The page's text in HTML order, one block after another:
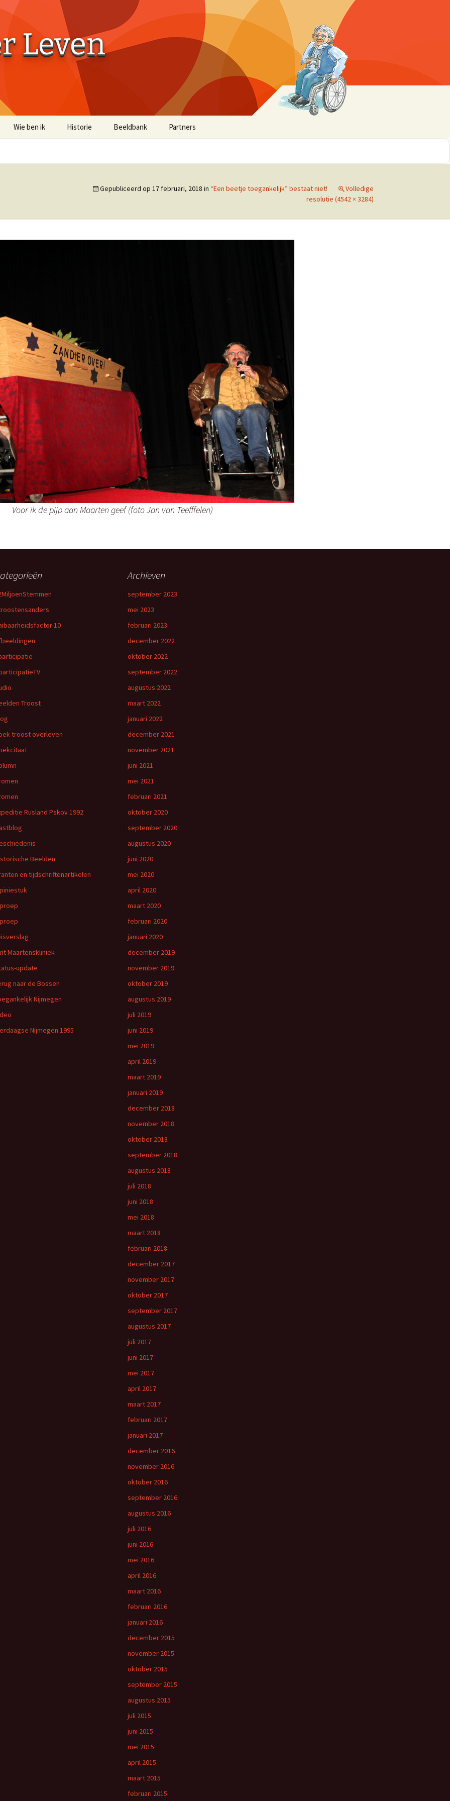
Leven
Wie ben ik Historie Beeldbank
Historische Beelden
Beelden Troost
Partners
Gepubliceerd op 17 februari, 2018 in “Een beetje toegankelijk” bestaat niet!
Volledige
resolutie (4542 × 3284)
Voor ik de pijp aan Maarten geef (foto Jan van Teefffelen)
10
Troost
troost overleven
Rusland Pskov 1992
Beelden
en tijdschriftenartikelen
Maartenskliniek
update
naar de Bossen
Nijmegen
Nijmegen 1995
Archieven
september 2023
mei 2023
februari 2023
december 2022
oktober 2022
september 2022
augustus 2022
maart 2022
januari 2022
december 2021
november 2021
juni 2021
mei 2021
februari 2021
oktober 2020
september 2020
augustus 2020
juni 2020
mei 2020
april 2020
maart 2020
februari 2020
januari 2020
december 2019
november 2019
oktober 2019
augustus 2019
juli 2019
juni 2019
mei 2019
april 2019
maart 2019
januari 2019
december 2018
november 2018
oktober 2018
september 2018
augustus 2018
juli 2018
juni 2018
mei 2018
maart 2018
februari 2018
december 2017
november 2017
oktober 2017
september 2017
augustus 2017
juli 2017
juni 2017
mei 2017
april 2017
maart 2017
februari 2017
januari 2017
december 2016
november 2016
oktober 2016
september 2016
augustus 2016
juli 2016
juni 2016
mei 2016
april 2016
maart 2016
februari 2016
januari 2016
december 2015
november 2015
oktober 2015
september 2015
augustus 2015
juli 2015
juni 2015
mei 2015
april 2015
maart 2015
februari 2015